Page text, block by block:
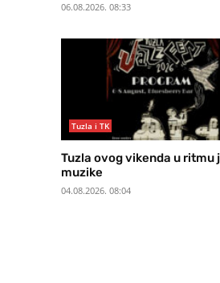
06.08.2026. 08:33
Tuzla i TK
Tuzla ovog vikenda u ritmu
muzike
04.08.2026. 08:04